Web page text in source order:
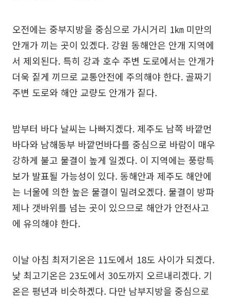
오전에는 중부지방을 중심으로 가시거리 1㎞ 미만의
안개가 끼는 곳이 있겠다. 강원 동해안은 안개 지역에
서 제외된다. 특히 강과 호수 주변 도로에서는 안개가
더욱 짙게 끼므로 교통안전에 주의해야 한다. 골짜기
주변 도로와 해안 교량도 안개가 짙다.
밤부터 바다 날씨는 나빠지겠다. 제주도 남쪽 바깥먼
바다와 남해동부 바깥먼바다를 중심으로 바람이 매우
강하게 불고 물결이 높게 일겠다. 이 지역에는 풍랑특
보가 발표될 가능성이 있다. 동해안과 제주도 해안에
는 너울에 의한 높은 물결이 밀려오겠다. 물결이 방파
제나 갯바위를 넘는 곳이 있으므로 해안가 안전사고
에 유의해야 한다.
이날 아침 최저기온은 11도에서 18도 사이가 되겠다.
낮 최고기온은 23도에서 30도까지 오르내리겠다. 기
온은 평년과 비슷하겠다. 다만 남부지방을 중심으로